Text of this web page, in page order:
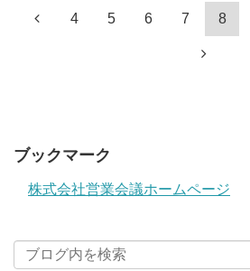
4 5 6 7 8
ブックマーク
株式会社営業会議ホームページ